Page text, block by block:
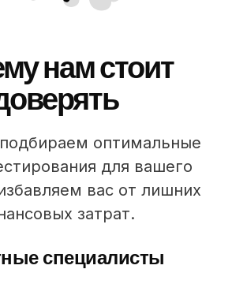
нам стоит
оптимальные
для вашего
вас от лишних
затрат.
специалисты